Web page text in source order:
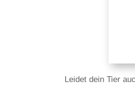
Leidet dein Tier